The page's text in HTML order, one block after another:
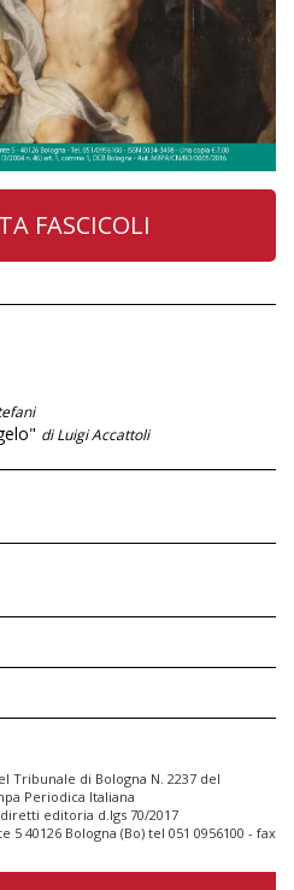
FASCICOLI
di Luigi Accattoli
Tribunale di Bologna N. 2237 del
Periodica Italiana
editoria d.lgs 70/2017
40126 Bologna (Bo) tel 051 0956100 - fax